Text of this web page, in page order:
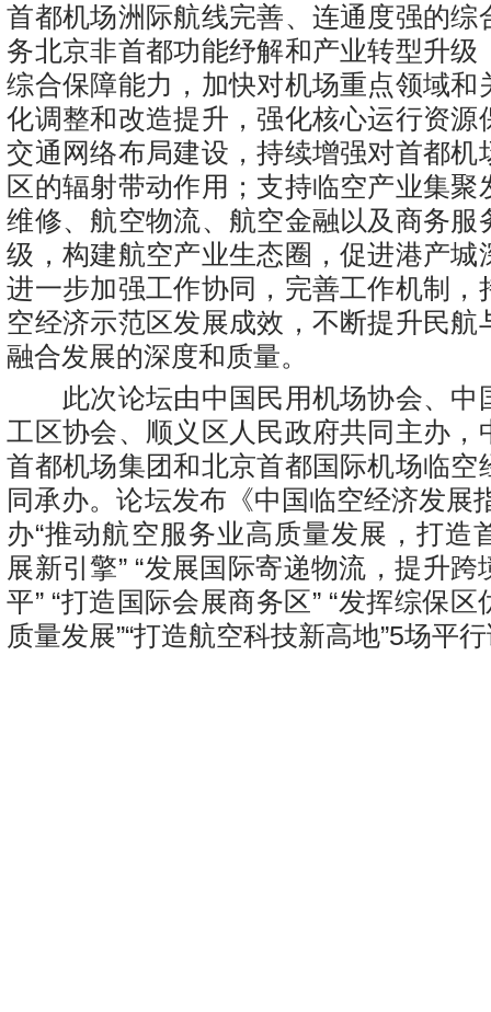
首都机场洲际航线完善、连通度强的综
务北京非首都功能纾解和产业转型升级
综合保障能力，加快对机场重点领域和
化调整和改造提升，强化核心运行资源
交通网络布局建设，持续增强对首都机
区的辐射带动作用；支持临空产业集聚
维修、航空物流、航空金融以及商务服
级，构建航空产业生态圈，促进港产城
进一步加强工作协同，完善工作机制，
空经济示范区发展成效，不断提升民航
融合发展的深度和质量。
此次论坛由中国民用机场协会、中
工区协会、顺义区人民政府共同主办，
首都机场集团和北京首都国际机场临空
同承办。论坛发布《中国临空经济发展
办“推动航空服务业高质量发展，打造
展新引擎” “发展国际寄递物流，提升
平” “打造国际会展商务区” “发挥综保
质量发展”“打造航空科技新高地”5场平